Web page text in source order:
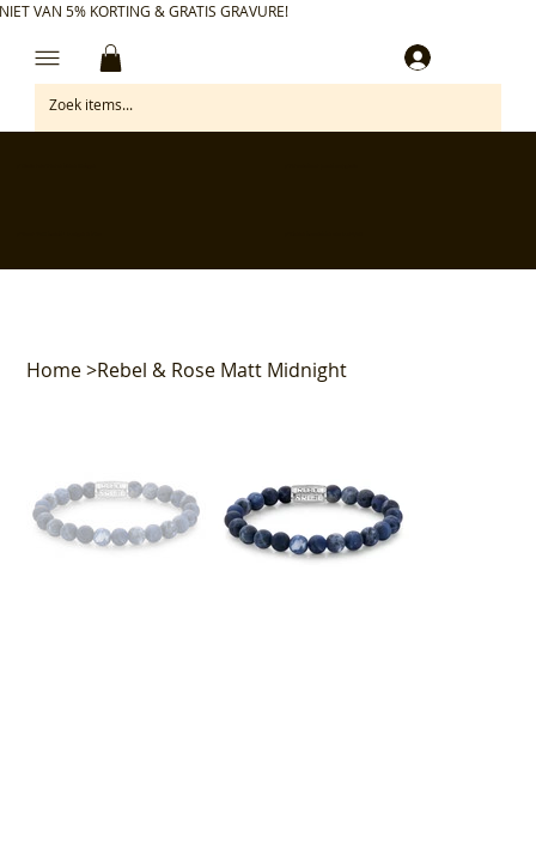
VAN 5% KORTING & GRATIS GRAVURE!
Home>Rebel & Rose Matt Midnight